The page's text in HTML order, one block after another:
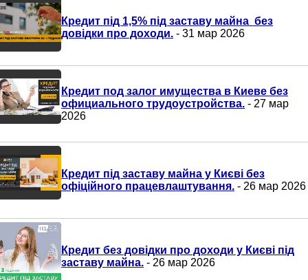
Кредит під 1,5% під заставу майна без
довідки про доходи. - 31 мар 2026
Кредит под залог имущества в Киеве без
официального трудоустройства. - 27 мар
2026
Кредит під заставу майна у Києві без
офіційного працевлаштування. - 26 мар 2026
Кредит без довідки про доходи у Києві під
заставу майна. - 26 мар 2026